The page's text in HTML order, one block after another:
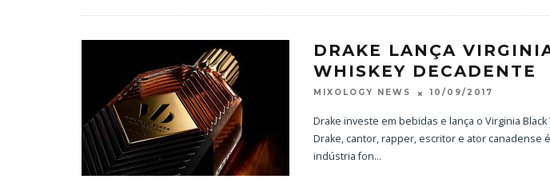
DRAKE LANÇA
WHISKEY DECADENTE
MIXOLOGY NEWS 10/09/2017
Drake investe em bebidas e lança o Virginia
Drake, cantor, rapper, escritor e ator canadense
indústria fon...